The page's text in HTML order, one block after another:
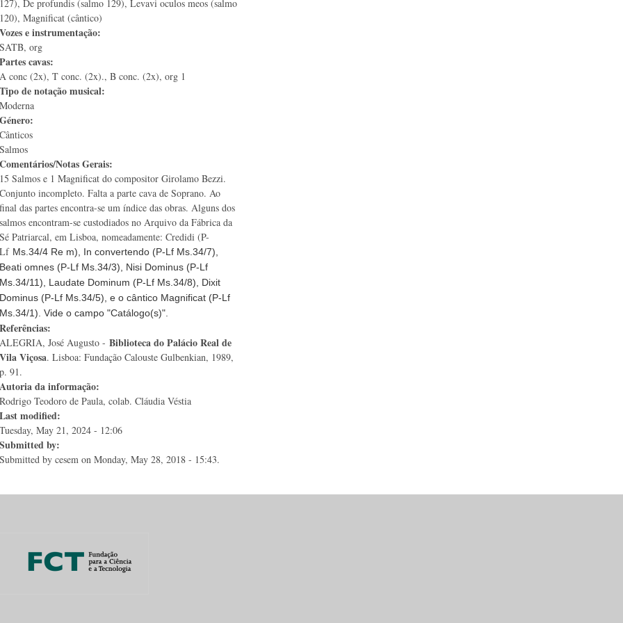
127), De profundis (salmo 129), Levavi oculos meos (salmo
120), Magnificat (cântico)
Vozes e instrumentação:
SATB, org
Partes cavas:
A conc (2x), T conc. (2x)., B conc. (2x), org 1
Tipo de notação musical:
Moderna
Género:
Cânticos
Salmos
Comentários/Notas Gerais:
15 Salmos e 1 Magnificat do compositor Girolamo Bezzi.
Conjunto incompleto. Falta a parte cava de Soprano. Ao
final das partes encontra-se um índice das obras. Alguns dos
salmos encontram-se custodiados no Arquivo da Fábrica da
Sé Patriarcal, em Lisboa, nomeadamente: Credidi (P-
Lf Ms.34/4 Re m), In convertendo (P-Lf Ms.34/7),
Beati omnes (P-Lf Ms.34/3), Nisi Dominus (P-Lf
Ms.34/11), Laudate Dominum (P-Lf Ms.34/8), Dixit
Dominus (P-Lf Ms.34/5), e o cântico Magnificat (P-Lf
Ms.34/1). Vide o campo "Catálogo(s)".
Referências:
ALEGRIA, José Augusto - Biblioteca do Palácio Real de
Vila Viçosa. Lisboa: Fundação Calouste Gulbenkian, 1989,
p. 91.
Autoria da informação:
Rodrigo Teodoro de Paula, colab. Cláudia Véstia
Last modified:
Tuesday, May 21, 2024 - 12:06
Submitted by:
Submitted by cesem on Monday, May 28, 2018 - 15:43.